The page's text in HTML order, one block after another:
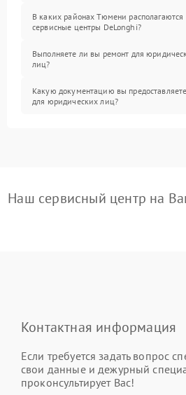
В каких районах Тюмени располагаются
сервисные центры DeLonghi?
Выполняете ли вы ремонт для
лиц?
Какую документацию вы предоставляете
для юридических лиц?
Наш сервисный центр на
Контактная информация
Если требуется задать вопрос
свои данные и дежурный
проконсультирует Вас!